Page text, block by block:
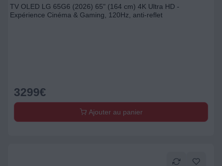
TV OLED LG 65G6 (2026) 65" (164 cm) 4K Ultra HD -
Expérience Cinéma & Gaming, 120Hz, anti-reflet
3299€
Ajouter au panier